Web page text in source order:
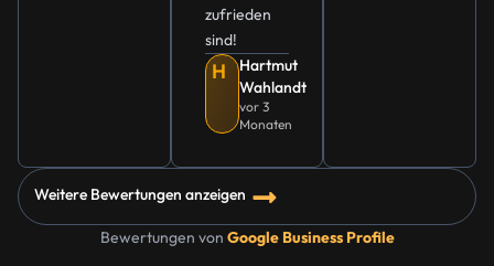
zufrieden
sind!
H
Hartmut
Wahlandt
vor 3
Monaten
Weitere Bewertungen anzeigen
Bewertungen von Google Business Profile